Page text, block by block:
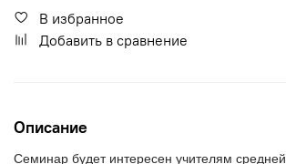
В избранное
Добавить в сравнение
Описание
Семинар будет интересен учителям